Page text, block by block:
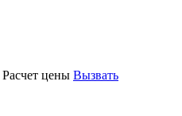
Расчет цены Вызвать